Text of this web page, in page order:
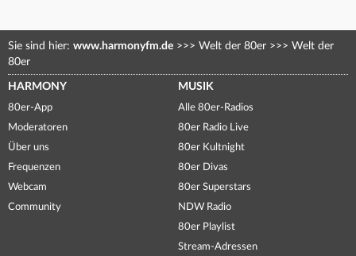
Sie sind hier: www.harmonyfm.de >>> Welt der 80er >>> Welt der
80er
HARMONY
80er-App
Moderatoren
Über uns
Frequenzen
Webcam
Community
MUSIK
Alle 80er-Radios
80er Radio Live
80er Kultnight
80er Divas
80er Superstars
NDW Radio
80er Playlist
Stream-Adressen